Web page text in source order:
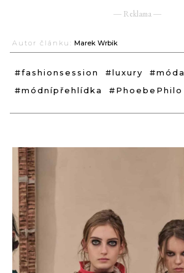
― Reklama ―
Autor článku: Marek Wrbik
#fashionsession #luxury
#móda
#módnípřehlídka
#PhoebePhilo